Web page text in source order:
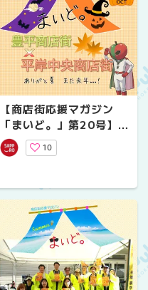
【商店街応援マガジン
「まいど。」第20号】豊
平商店街・平岸中央商店
街「夏の思い出」
10